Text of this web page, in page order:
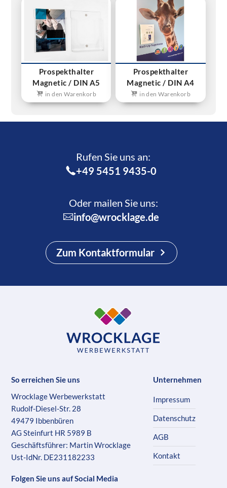
Prospekthalter
Magnetic / DIN A5
in den Warenkorb
Prospekthalter
Magnetic / DIN A4
in den Warenkorb
Rufen Sie uns an:­
+49 5451 9435-0
Oder mailen Sie uns:
info@wrocklage.de
Zum Kontaktformular
So erreichen Sie uns
Wrocklage Werbewerkstatt
Rudolf-Diesel-Str. 28
49479 Ibbenbüren
AG Steinfurt HR 5989 B
Geschäftsführer: Martin Wrocklage
Ust-IdNr. DE231182233
Folgen Sie uns auf Social Media
Unternehmen
Impressum
Datenschutz
AGB
Kontakt